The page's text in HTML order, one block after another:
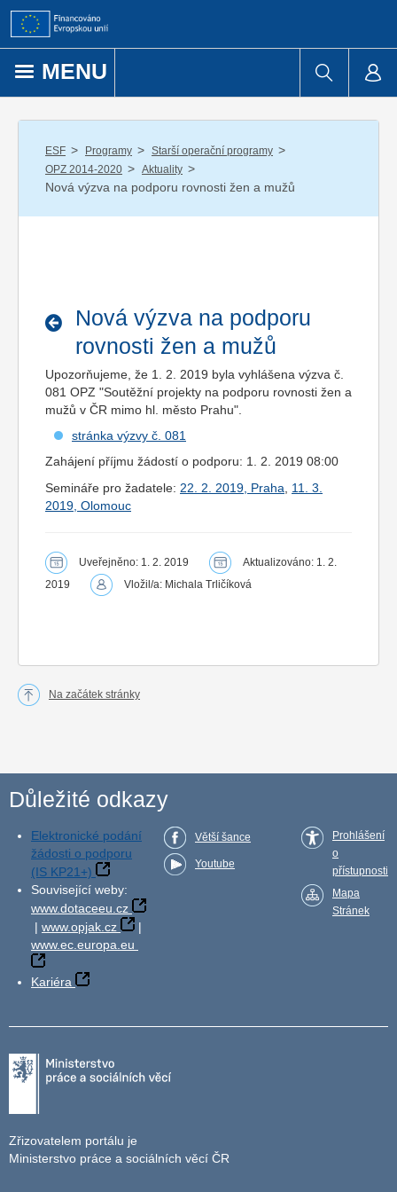
Přejít k obsahu
MENU
ESF / Programy / Starší operační programy /
OPZ 2014-2020 / Aktuality /
Nová výzva na podporu rovnosti žen a mužů
Nová výzva na podporu
rovnosti žen a mužů
Upozorňujeme, že 1. 2. 2019 byla vyhlášena výzva č.
081 OPZ "Soutěžní projekty na podporu rovnosti žen a
mužů v ČR mimo hl. město Prahu".
stránka výzvy č. 081
Zahájení příjmu žádostí o podporu: 1. 2. 2019 08:00
Semináře pro žadatele: 22. 2. 2019, Praha
11. 3.
2019, Olomouc
Uveřejněno: 1. 2. 2019
Aktualizováno: 1. 2.
2019
Vložil/a: Michala Trličíková
Na začátek stránky
Důležité odkazy
Elektronické podání
žádosti o podporu
(IS KP21+)
Související weby:
www.dotaceeu.cz
| www.opjak.cz
|
www.ec.europa.eu
Kariéra
Větší šance
Youtube
Prohlášení
o
přístupnosti
Mapa
Stránek
Zřizovatelem portálu je
Ministerstvo práce a sociálních věcí ČR